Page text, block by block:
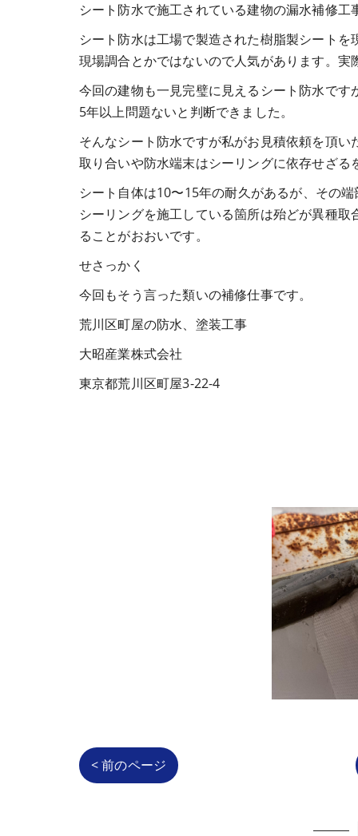
シート防水で施工されている建物の漏水補修工
シート防水は工場で製造された樹脂製シート
現場調合とかではないので人気があります。実
今回の建物も一見完璧に見えるシート防水で
5年以上問題ないと判断できました。
そんなシート防水ですが私がお見積依頼を頂
取り合いや防水端末はシーリングに依存せざる
シート自体は10〜15年の耐久があるが、その
シーリングを施工している箇所は殆どが異種
ることがおおいです。
せさっかく
今回もそう言った類いの補修仕事です。
荒川区町屋の防水、塗装工事
大昭産業株式会社
東京都荒川区町屋3-22-4
< 前のページ